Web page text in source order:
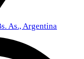
As., Argentina